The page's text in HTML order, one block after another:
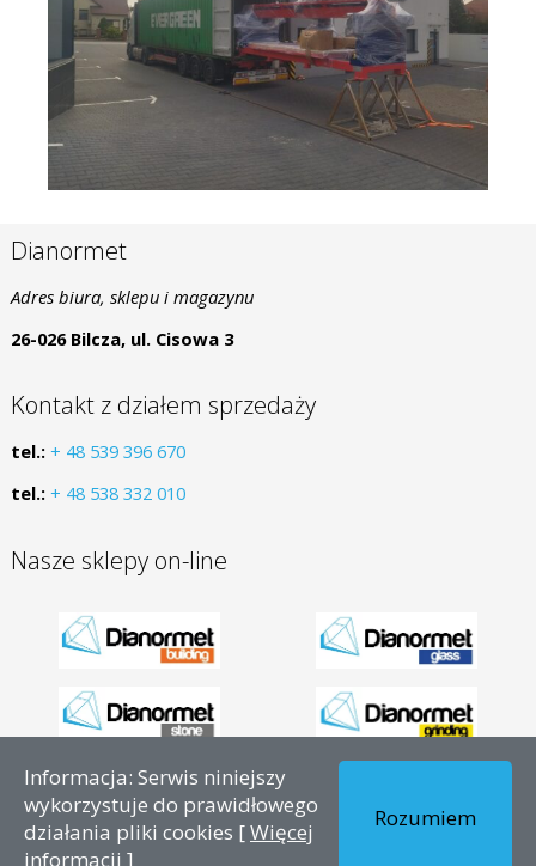
Dianormet
Adres biura, sklepu i magazynu
26-026 Bilcza, ul. Cisowa 3
Kontakt z działem sprzedaży
tel.: + 48 539 396 670
tel.: + 48 538 332 010
Nasze sklepy on-line
Copyright © 2026 - PL – Dianormet - Wszelkie prawa
zastrzeżone.
Informacja: Serwis niniejszy
wykorzystuje do prawidłowego
działania pliki cookies [Więcej
informacji ]
Rozumiem